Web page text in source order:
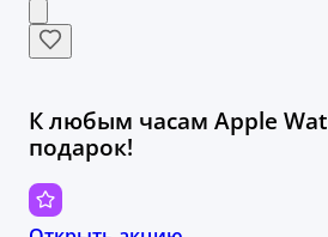
К любым часам Apple
подарок!